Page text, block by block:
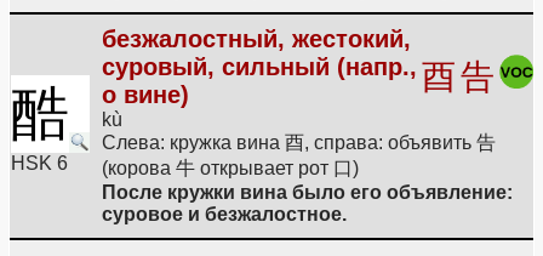
酷
HSK 6
безжалостный, жестокий,
суровый, сильный (напр.,
о вине)
kù
酉告
Слева: кружка вина 酉, справа: объявить 告
(корова 牛 открывает рот 口)
После кружки вина было его объявление:
суровое и безжалостное.